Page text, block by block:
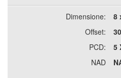
Dimensione:
8
Offset:
30
PCD:
5
NAD